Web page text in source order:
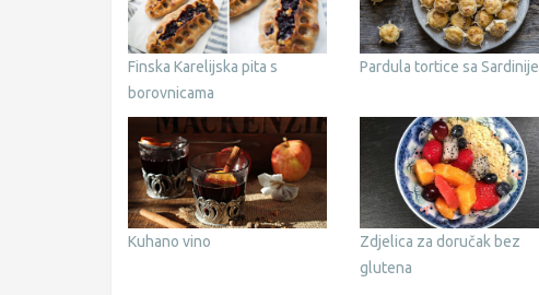
Finska Karelijska pita s
borovnicama
Pardula tortice sa Sardinije
Kuhano vino
Zdjelica za doručak bez
glutena